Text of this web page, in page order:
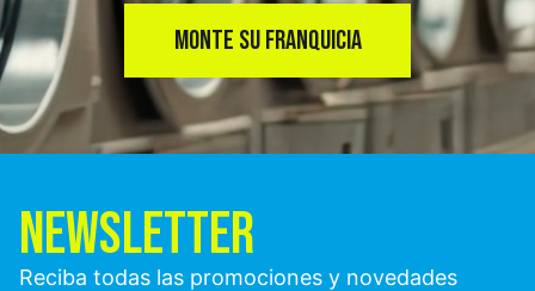
MONTE SU FRANQUICIA
NEWSLETTER
Reciba todas las promociones y novedades